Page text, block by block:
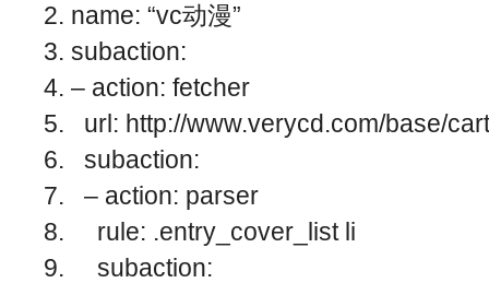
name: “vc动漫”
subaction:
– action: fetcher
url: http://www.verycd.com/base/
subaction:
– action: parser
rule: .entry_cover_list li
subaction: